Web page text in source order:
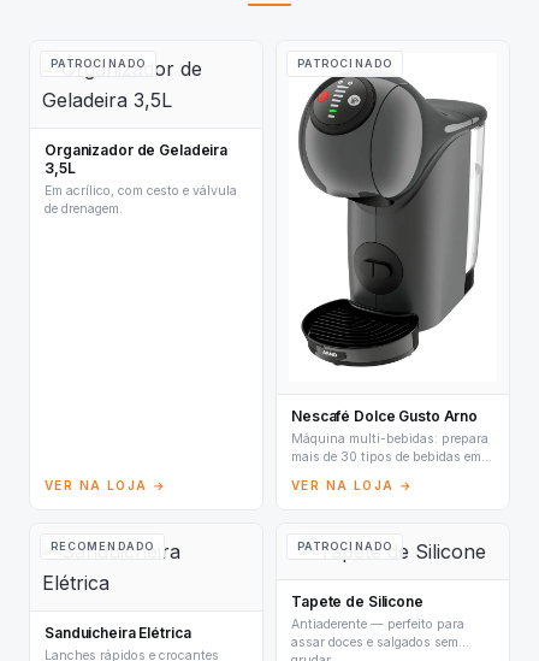
PATROCINADO
Organizador de Geladeira
3,5L
Em acrílico, com cesto e válvula
de drenagem.
VER NA LOJA →
PATROCINADO
Nescafé Dolce Gusto Arno
Máquina multi-bebidas: prepara
mais de 30 tipos de bebidas em
VER NA LOJA →
RECOMENDADO
Sanduicheira Elétrica
Lanches rápidos e crocantes
PATROCINADO
Tapete de Silicone
Antiaderente — perfeito para
assar doces e salgados sem